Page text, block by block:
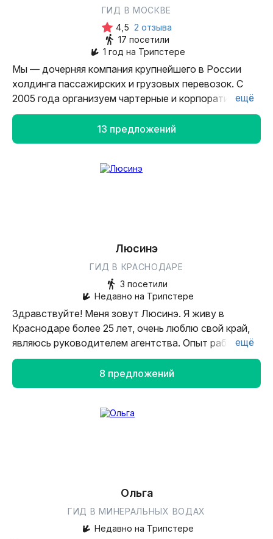
ГИД В МОСКВЕ
4,5 2 отзыва
17 посетили
1 год на Трипстере
Мы — дочерняя компания крупнейшего в России
холдинга пассажирских и грузовых перевозок. С
2005 года организуем чартерные и корпоративные
мероприятия с использованием поездов, а с 2011
вышли на массовый рынок и начали возрождать
железнодорожный туризм. У нас широкий
Беларуси, включая эксклюзивные: путешествия на
включают уникальные локации, дегустации
ещё
13 предложений
Люсинэ
ГИД В КРАСНОДАРЕ
3 посетили
Недавно на Трипстере
Здравствуйте! Меня зовут Люсинэ. Я живу в
Краснодаре более 25 лет, очень люблю свой край,
являюсь руководителем агентства. Опыт работы в
туризме более 10 лет, сама провожу экскурсии.
Приезжайте — я покажу вам самые красивые места.
ещё
8 предложений
Ольга
ГИД В МИНЕРАЛЬНЫХ ВОДАХ
Недавно на Трипстере